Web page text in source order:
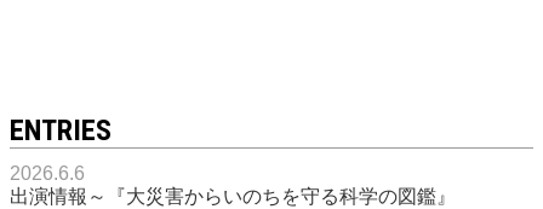
ENTRIES
2026.6.6
出演情報～『大災害からいのちを守る科学の図鑑』